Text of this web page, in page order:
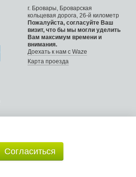
г. Бровары, Броварская
кольцевая дорога, 26-й километр
Пожалуйста, согласуйте Ваш
визит, что бы мы могли уделить
Вам максимум времени и
внимания.
Доехать к нам с Waze
Карта проезда
Согласиться